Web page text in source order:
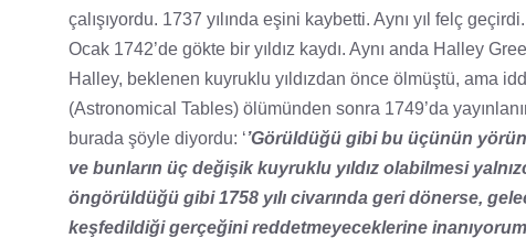
çalışıyordu. 1737 yılında eşini kaybetti. Aynı yıl felç
Ocak 1742’de gökte bir yıldız kaydı. Aynı anda Halley
Halley, beklenen kuyruklu yıldızdan önce ölmüştü, ama
(Astronomical Tables) ölümünden sonra 1749’da
burada şöyle diyordu: ‘’Görüldüğü gibi bu üçünün
ve bunların üç değişik kuyruklu yıldız olabilmesi
öngörüldüğü gibi 1758 yılı civarında geri dönerse,
keşfedildiği gerçeğini reddetmeyeceklerine